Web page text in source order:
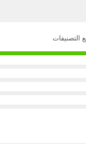
التصنيفات